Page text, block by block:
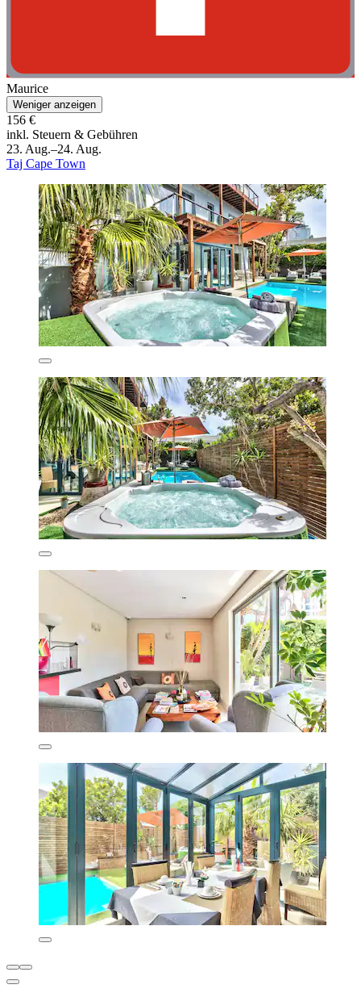
Maurice
Weniger anzeigen
156 €
inkl. Steuern & Gebühren
23. Aug.–24. Aug.
Taj Cape Town